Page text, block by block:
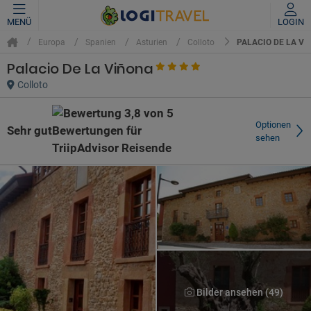
MENÜ LOGIN
Europa Spanien Asturien Colloto PALACIO DE LA
Palacio De La Viñona
Colloto
Sehr gut
Optionen
sehen
Bilder ansehen (49)